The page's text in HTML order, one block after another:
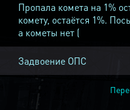
Пропала комета на 1%
комету, остаётся 1%.
а кометы нет (
Задвоение ОПС